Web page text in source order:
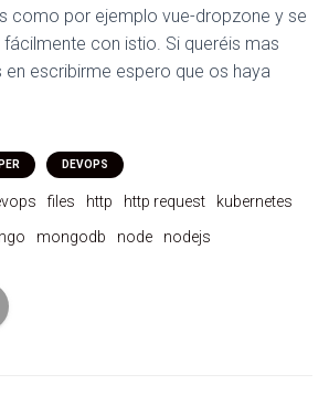
como por ejemplo vue-dropzone y se
con istio. Si queréis mas
en escribirme espero que os haya
DEVOPS
files http http request
kubernetes
mongodb node nodejs